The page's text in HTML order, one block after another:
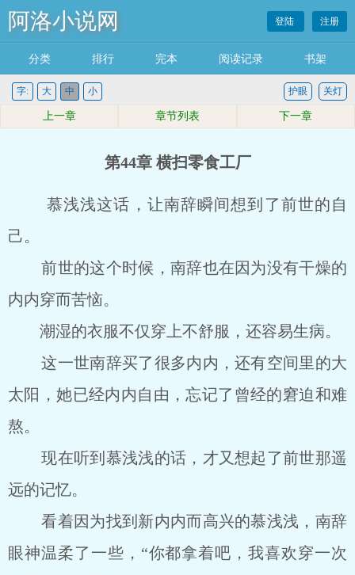
阿洛小说网 登陆 注册
分类 排行 完本 阅读记录 书架
字: 大 中 小 关灯
护眼
上一章 章节列表 下一章
第44章 横扫零食工厂
慕浅浅这话，让南辞瞬间想到了前世的自
己。
前世的这个时候，南辞也在因为没有干燥的
内内穿而苦恼。
潮湿的衣服不仅穿上不舒服，还容易生病。
这一世南辞买了很多内内，还有空间里的大
太阳，她已经内内自由，忘记了曾经的窘迫和难
熬。
现在听到慕浅浅的话，才又想起了前世那遥
远的记忆。
看着因为找到新内内而高兴的慕浅浅，南辞
眼神温柔了一些，“你都拿着吧，我喜欢穿一次